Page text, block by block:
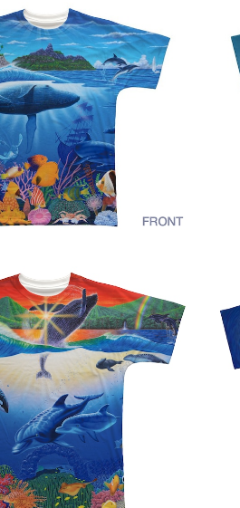
グラフィックTシャツ FT-0
00001_004
¥5,940
グラフィックTシャツ FT-0
00001_003
¥5,940